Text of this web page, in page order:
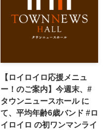
【ロイロイロ応援メニュ
ー！のご案内】今週末、#
タウンニュースホール に
て、平均年齢6歳バンド #ロ
イロイロ の初ワンマンライ